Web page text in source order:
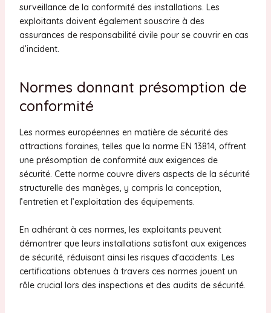
surveillance de la conformité des installations. Les
exploitants doivent également souscrire à des
assurances de responsabilité civile pour se couvrir en cas
d’incident.
Normes donnant présomption de
conformité
Les normes européennes en matière de sécurité des
attractions foraines, telles que la norme EN 13814, offrent
une présomption de conformité aux exigences de
sécurité. Cette norme couvre divers aspects de la sécurité
structurelle des manèges, y compris la conception,
l’entretien et l’exploitation des équipements.
En adhérant à ces normes, les exploitants peuvent
démontrer que leurs installations satisfont aux exigences
de sécurité, réduisant ainsi les risques d’accidents. Les
certifications obtenues à travers ces normes jouent un
rôle crucial lors des inspections et des audits de sécurité.